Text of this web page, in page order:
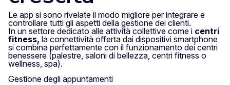
Le app si sono rivelate il modo migliore per integrare e
controllare tutti gli aspetti della gestione dei clienti.
In un settore dedicato alle attività collettive come i centri
fitness, la connettività offerta dai dispositivi smartphone
si combina perfettamente con il funzionamento dei centri
benessere (palestre, saloni di bellezza, centri fitness o
wellness, spa).
Gestione degli appuntamenti